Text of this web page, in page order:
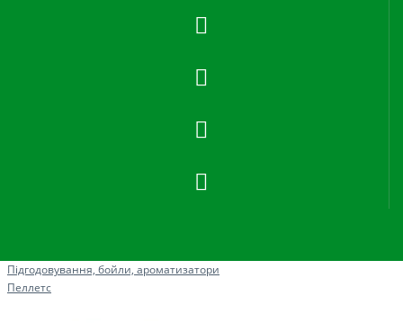
Підгодовування, бойли, ароматизатори
Пеллетс